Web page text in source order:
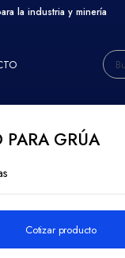
la industria y minería
PARA GRÚA
Cotizar producto